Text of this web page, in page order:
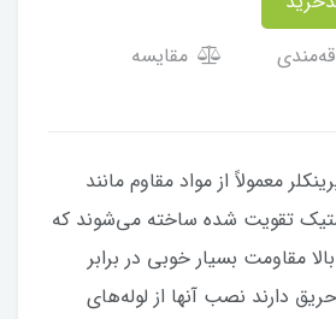
مقایسه
معمولاً از مواد مقاوم مانند
تقویت شده ساخته می‌شوند که
مقاومت بسیار خوبی در برابر
دارند نصب آنها از لوله‌های